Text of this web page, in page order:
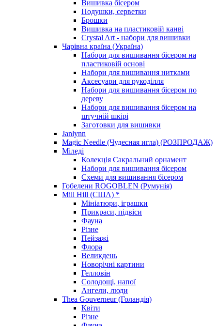
Вишивка бісером
Подушки, серветки
Брошки
Вишивка на пластиковій канві
Crystal Art - набори для вишивки
Чарівна країна (Україна)
Набори для вишивання бісером на
пластиковій основі
Набори для вишивання нитками
Аксесуари для рукоділля
Набори для вишивання бісером по
дереву
Набори для вишивання бісером на
штучній шкірі
Заготовки для вишивки
Janlynn
Magic Needle (Чудесная игла) (РОЗПРОДАЖ)
Міледі
Колекція Сакральний орнамент
Набори для вишивання бісером
Схеми для вишивання бісером
Гобелени ROGOBLEN (Румунія)
Mill Hill (США) *
Мініатюри, іграшки
Прикраси, підвіси
Фауна
Різне
Пейзажі
Флора
Великдень
Новорічні картини
Гелловін
Солодощі, напої
Ангели, люди
Thea Gouverneur (Голандія)
Квіти
Різне